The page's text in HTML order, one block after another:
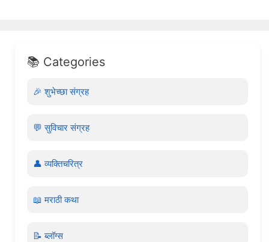
📚 Categories
🎉 शुभेच्छा संग्रह
💬 सुविचार संग्रह
👤 व्यक्तिचरित्र
📖 मराठी कथा
📝 ब्लॉग्स